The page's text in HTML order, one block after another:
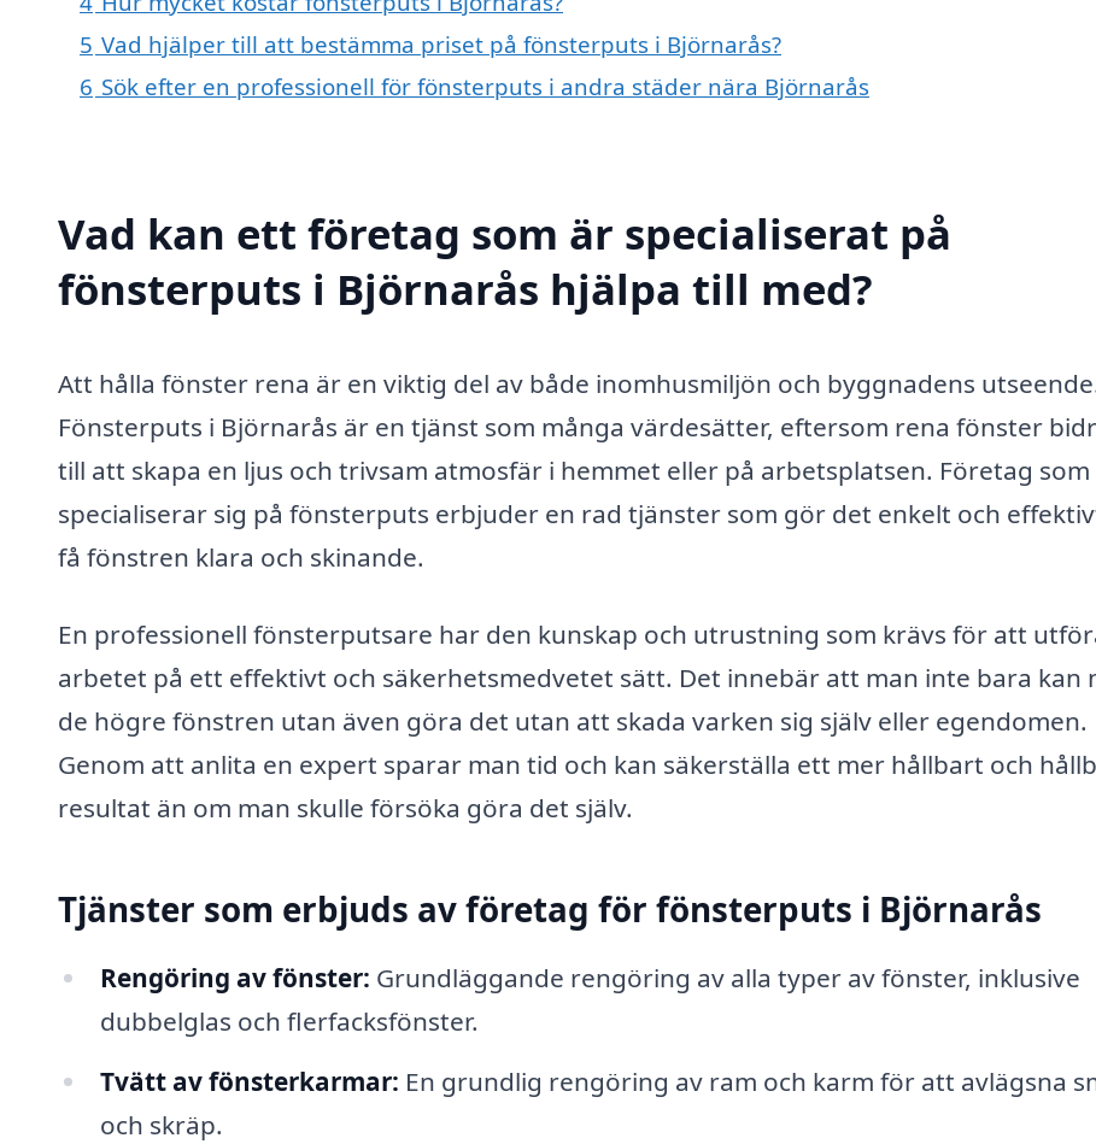
5 Vad hjälper till att bestämma priset på fönsterputs i Björnarås?
6 Sök efter en professionell för fönsterputs i andra städer nära Björnarås
Vad kan ett företag som är specialiserat på
fönsterputs i Björnarås hjälpa till med?
Att hålla fönster rena är en viktig del av både inomhusmiljön och byggnadens
Fönsterputs i Björnarås är en tjänst som många värdesätter, eftersom rena fönster
till att skapa en ljus och trivsam atmosfär i hemmet eller på arbetsplatsen. Företag som
specialiserar sig på fönsterputs erbjuder en rad tjänster som gör det enkelt och
få fönstren klara och skinande.
En professionell fönsterputsare har den kunskap och utrustning som krävs för att
arbetet på ett effektivt och säkerhetsmedvetet sätt. Det innebär att man inte bara kan
de högre fönstren utan även göra det utan att skada varken sig själv eller egendomen.
Genom att anlita en expert sparar man tid och kan säkerställa ett mer hållbart och
resultat än om man skulle försöka göra det själv.
Tjänster som erbjuds av företag för fönsterputs i Björnarås
Rengöring av fönster: Grundläggande rengöring av alla typer av fönster, inklusive
dubbelglas och flerfacksfönster.
Tvätt av fönsterkarmar: En grundlig rengöring av ram och karm för att avlägsna
och skräp.